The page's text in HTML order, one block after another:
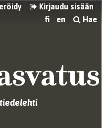
Kirjaudu sisään
fi
en Hae